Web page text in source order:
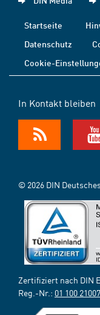
Startseite
Datenschutz
Cookie-
In Kontakt bleiben
© 2026 DIN
Zertifiziert nach DIN
Reg.-Nr.: 01 100